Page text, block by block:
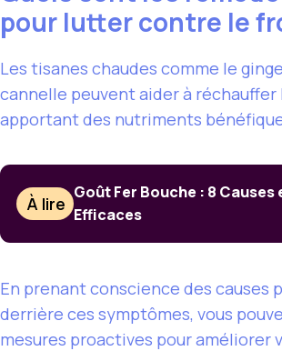
pour lutter contre le
Les tisanes chaudes comme le
cannelle peuvent aider à
apportant des nutriments
À lire
Goût Fer Bouche : 8
Efficaces
En prenant conscience des causes
derrière ces symptômes, vous
mesures proactives pour améliorer